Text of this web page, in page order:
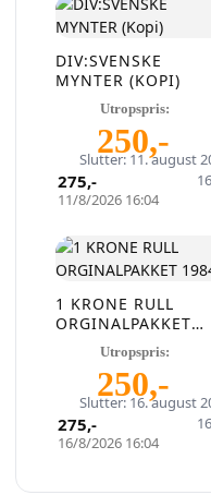
Slutter: 11. august
DIV:SVENSKE
MYNTER (KOPI)
Utropspris:
250,-
11/8/2026 16:04
275,-
Slutter: 16. august
1 KRONE RULL
ORGINALPAKKET
Utropspris:
250,-
16/8/2026 16:04
275,-
På QXL.no kan
skjulte
konto, legg ut
Opprett en konto på
auksjoner i dag. Ingen